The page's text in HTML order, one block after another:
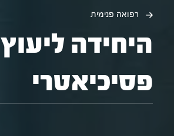
רפואה פנימית
היחידה ליעוץ
פסיכיאטרי